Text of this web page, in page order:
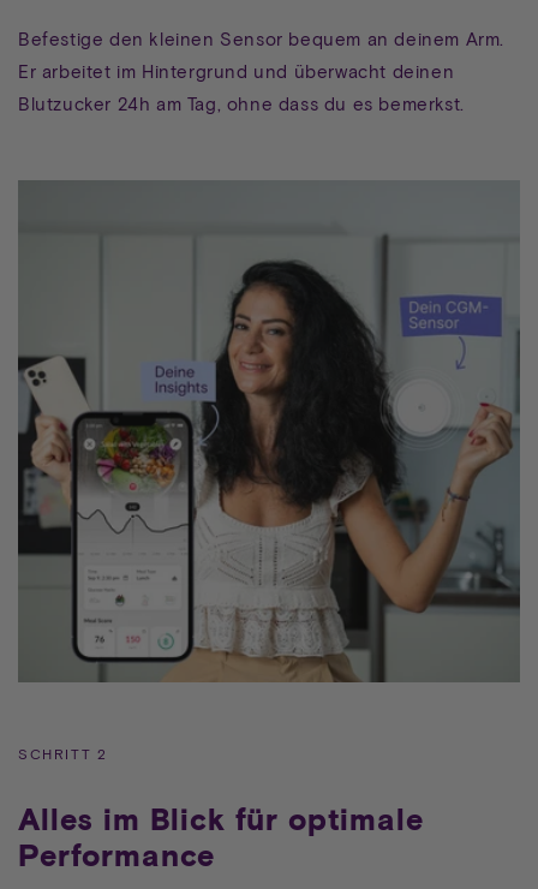
Befestige den kleinen Sensor bequem an deinem Arm.
Er arbeitet im Hintergrund und überwacht deinen
Blutzucker 24h am Tag, ohne dass du es bemerkst.
SCHRITT 2
Alles im Blick für optimale
Performance